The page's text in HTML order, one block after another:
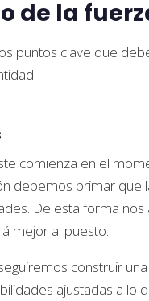
de la
puntos clave que
comienza en el
debemos primar que
De esta forma
mejor al puesto.
construir
ajustadas a lo